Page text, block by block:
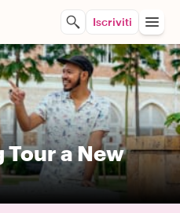
Iscriviti
a New